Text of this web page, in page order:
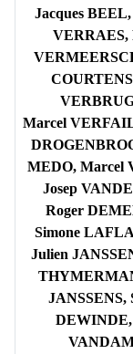
Jacques
VERRAES,
Marcel
MEDO, Marcel
Josep
Roger
Simone
Julien
JANSSENS,